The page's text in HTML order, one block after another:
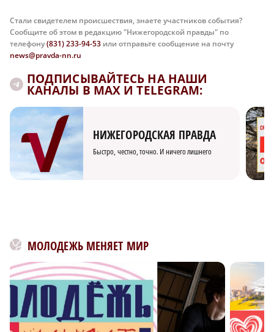
Стали свидетелем происшествия, знаете участников события?
Сообщите об этом в редакцию "Нижегородской правды" по
телефону(831) 233-94-53 или отправьте сообщение на почту
news@pravda-nn.ru
ПОДПИСЫВАЙТЕСЬ НА НАШИ
КАНАЛЫ В MAX И TELEGRAM:
НИЖЕГОРОДСКАЯ ПРАВДА
Быстро, честно, точно. И ничего лишнего
МОЛОДЕЖЬ МЕНЯЕТ МИР